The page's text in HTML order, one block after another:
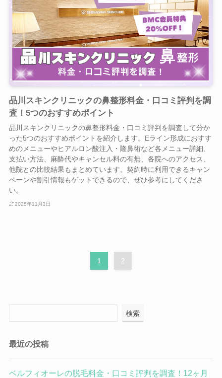
品川スキンクリニックの鼻整形料金・口コミ評判を調
査！5つのおすすめポイント
品川スキンクリニックの鼻整形料金・口コミ評判を調査して分か
った5つのおすすめポイントを紹介します。Eライン形成におすす
めのメニューやヒアルロン酸注入・隆鼻術など各メニュー詳細、
支払い方法、麻酔代やキャンセル料の有無、各院へのアクセス、
他院との比較結果もまとめています。契約時に利用できるキャン
ペーンや割引情報もゲットできるので、ぜひ参考にしてくださ
い。
2025年11月3日
1 2
検索
最近の投稿
ベルフィオーレの脱毛料金・口コミ評判を調査！12ヶ月